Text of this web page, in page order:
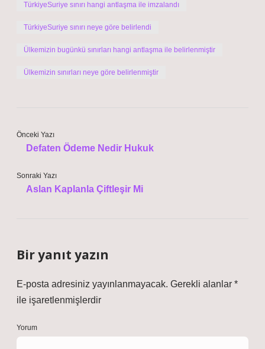
TürkiyeSuriye sınırı hangi antlaşma ile imzalandı
TürkiyeSuriye sınırı neye göre belirlendi
Ülkemizin bugünkü sınırları hangi antlaşma ile belirlenmiştir
Ülkemizin sınırları neye göre belirlenmiştir
Önceki Yazı
Defaten Ödeme Nedir Hukuk
Sonraki Yazı
Aslan Kaplanla Çiftleşir Mi
Bir yanıt yazın
E-posta adresiniz yayınlanmayacak. Gerekli alanlar *
ile işaretlenmişlerdir
Yorum